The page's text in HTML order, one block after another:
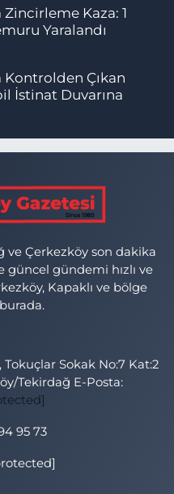
Kaza: 1
Yaralandı
Kontrolden Çıkan
İstinat Duvarına
ve Çerkezköy son dakika
güncel gündemi hızlı ve
Kapaklı ve bölge
Sokak No:7 Kat:2
Tekirdağ E-Posta:
95 73